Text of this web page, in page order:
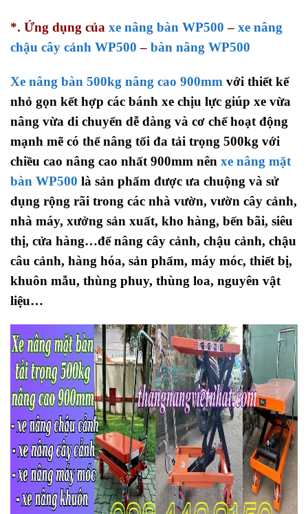
*. Ứng dụng của xe nâng bàn WP500 – xe nâng
chậu cây cảnh WP500 – bàn nâng WP500
Xe nâng bàn 500kg nâng cao 900mm với thiết kế
nhỏ gọn kết hợp các bánh xe chịu lực giúp xe vừa
nâng vừa di chuyển dễ dàng và cơ chế hoạt động
mạnh mẽ có thể nâng tối đa tải trọng 500kg với
chiều cao nâng cao nhất 900mm nên xe nâng mặt
bàn WP500 là sản phẩm được ưa chuộng và sử
dụng rộng rãi trong các nhà vườn, vườn cây cảnh,
nhà máy, xưởng sản xuất, kho hàng, bến bãi, siêu
thị, cửa hàng…để nâng cây cảnh, chậu cảnh, chậu
câu cảnh, hàng hóa, sản phẩm, máy móc, thiết bị,
khuôn mẫu, thùng phuy, thùng loa, nguyên vật
liệu…